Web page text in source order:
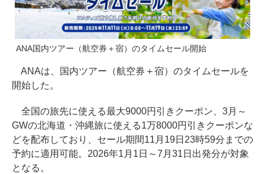
ANA国内ツアー（航空券＋宿）のタイムセール開始
ANAは、国内ツアー（航空券＋宿）のタイムセールを
開始した。
全国の旅先に使える最大9000円引きクーポン、3月～
GWの北海道・沖縄旅に使える1万8000円引きクーポンな
どを配布しており、セール期間11月19日23時59分までの
予約に適用可能。2026年1月1日～7月31日出発分が対象
となる。